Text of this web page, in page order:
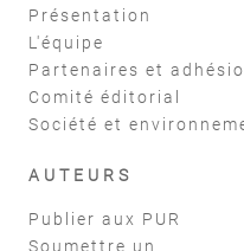
Présentation
L'équipe
Partenaires et
Comité éditorial
Société et
AUTEURS
Publier aux PUR
Soumettre un